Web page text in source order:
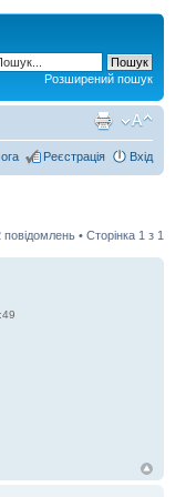
Розширений пошук
Реєстрація Вхід
повідомлень • Сторінка 1 з 1